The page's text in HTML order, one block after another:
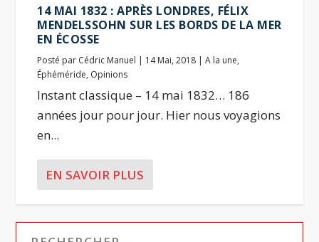
14 MAI 1832 : APRÈS LONDRES, FÉLIX
MENDELSSOHN SUR LES BORDS DE LA MER
EN ÉCOSSE
Posté par Cédric Manuel | 14 Mai, 2018 |A la une,
Éphéméride, Opinions
Instant classique – 14 mai 1832… 186
années jour pour jour. Hier nous voyagions
en...
EN SAVOIR PLUS